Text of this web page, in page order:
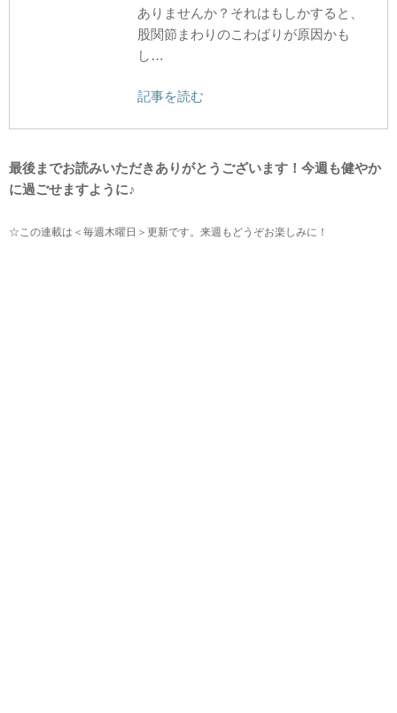
ありませんか？それはもしかすると、
股関節まわりのこわばりが原因かも
し…
記事を読む
最後までお読みいただきありがとうございます！今週も健やか
に過ごせますように♪
☆この連載は＜毎週木曜日＞更新です。来週もどうぞお楽しみに！